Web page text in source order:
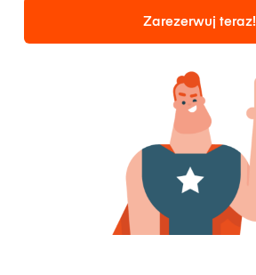
Zarezerwuj teraz!